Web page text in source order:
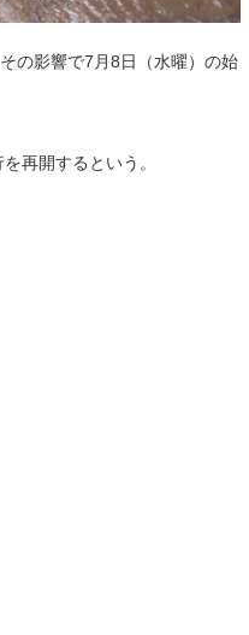
の影響で7月8日（水曜）の始
再開するという。